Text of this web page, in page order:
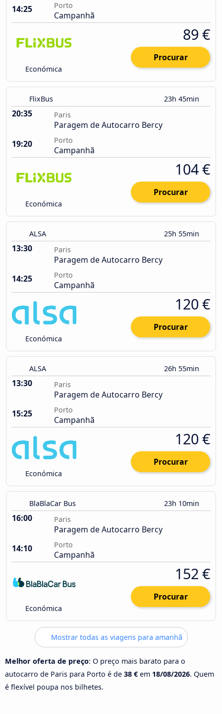
14:25
Porto
Campanhã
Económica
89 €
Procurar
FlixBus 23h 45min
20:35 Paris
Paragem de Autocarro Bercy
19:20
Porto
Campanhã
Económica
104 €
Procurar
ALSA 25h 55min
13:30 Paris
Paragem de Autocarro Bercy
14:25
Porto
Campanhã
Económica
120 €
Procurar
ALSA 26h 55min
13:30 Paris
Paragem de Autocarro Bercy
15:25
Porto
Campanhã
Económica
120 €
Procurar
BlaBlaCar Bus 23h 10min
16:00 Paris
Paragem de Autocarro Bercy
14:10
Porto
Campanhã
Económica
152 €
Procurar
Mostrar todas as viagens para amanhã
Melhor oferta de preço: O preço mais barato para o
autocarro de Paris para Porto é de 38 € em 18/08/2026. Quem
é flexível poupa nos bilhetes.